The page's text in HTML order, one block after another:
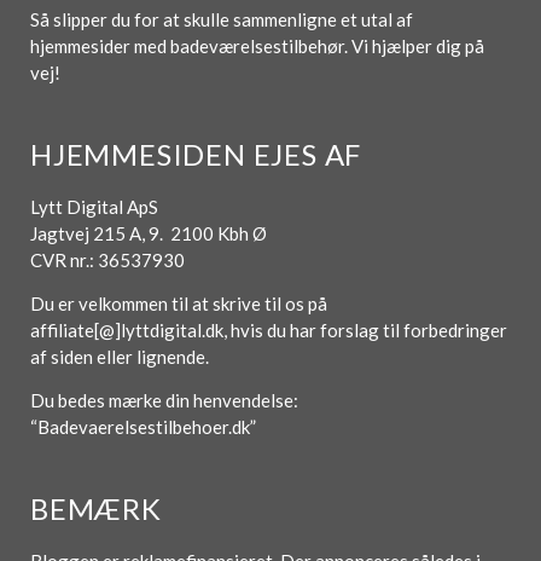
Så slipper du for at skulle sammenligne et utal af
hjemmesider med badeværelsestilbehør. Vi hjælper dig på
vej!
HJEMMESIDEN EJES AF
Lytt Digital ApS
Jagtvej 215 A, 9. 2100 Kbh Ø
CVR nr.: 36537930
Du er velkommen til at skrive til os på
affiliate[@]lyttdigital.dk, hvis du har forslag til forbedringer
af siden eller lignende.
Du bedes mærke din henvendelse:
“Badevaerelsestilbehoer.dk”
BEMÆRK